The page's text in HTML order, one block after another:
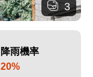
3
降雨機率
20%